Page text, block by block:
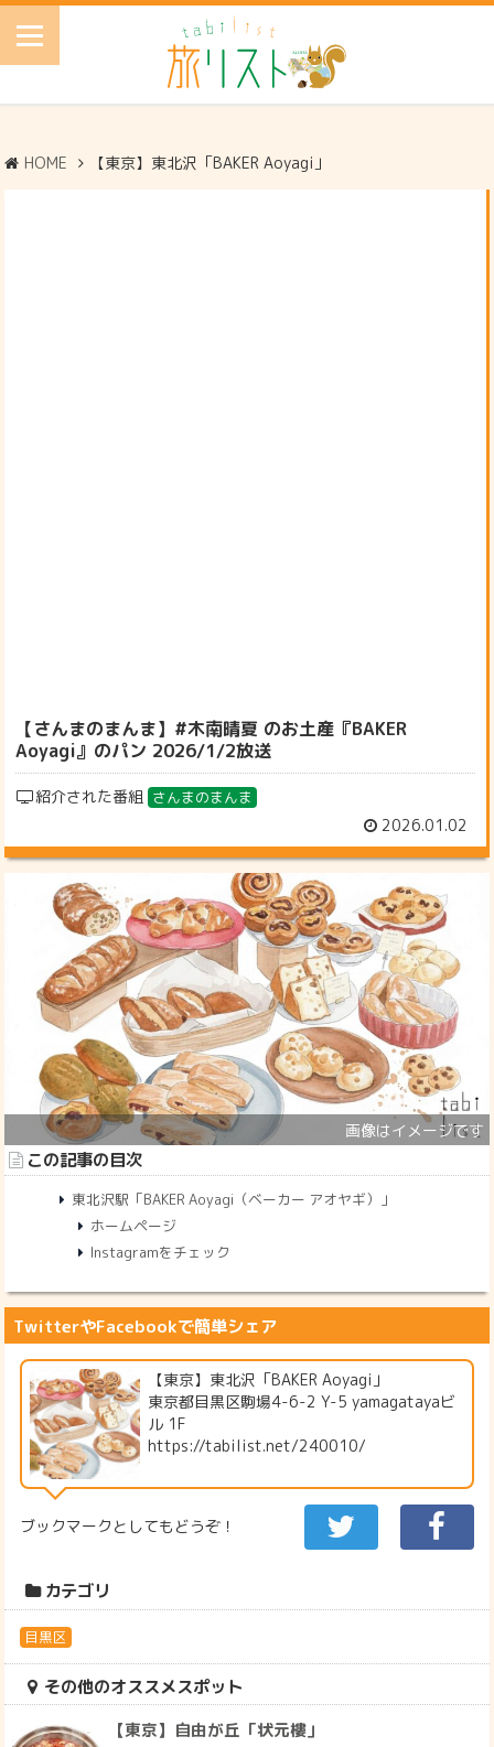
HOME 【東京】東北沢「BAKER Aoyagi」
【さんまのまんま】#木南晴夏 のお土産『BAKER
Aoyagi』のパン 2026/1/2放送
紹介された番組 さんまのまんま
2026.01.02
この記事の目次
東北沢駅「BAKER Aoyagi（ベーカー アオヤギ）」
ホームページ
Instagramをチェック
TwitterやFacebookで簡単シェア
【東京】東北沢「BAKER Aoyagi」
東京都目黒区駒場4-6-2 Y-5 yamagatayaビ
ル 1F
https://tabilist.net/240010/
ブックマークとしてもどうぞ！
カテゴリ
目黒区
その他のオススメスポット
【東京】自由が丘「状元樓」